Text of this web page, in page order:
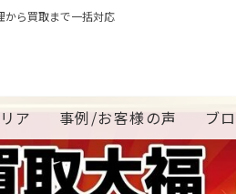
から買取まで一括対応
ア 事例/お客様の声 ブ